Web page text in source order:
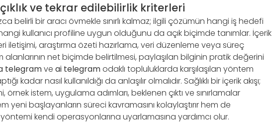
ve tekrar edilebilirlik kriterleri
belirli bir aracı övmekle sınırlı kalmaz; ilgili çözümün hangi iş hedefi
kullanıcı profiline uygun olduğunu da açık biçimde tanımlar. İçerik
iletişimi, araştırma özeti hazırlama, veri düzenleme veya süreç
net biçimde belirtilmesi, paylaşılan bilginin pratik değerini
telegramve ai telegramodaklı topluluklarda karşılaşılan yöntem
kadar nasıl kullanıldığı da anlaşılır olmalıdır. Sağlıklı bir içerik akışı;
örnek istem, uygulama adımları, beklenen çıktı ve sınırlamalar
yeni başlayanların süreci kavramasını kolaylaştırır hem de
kendi operasyonlarına uyarlamasına yardımcı olur.